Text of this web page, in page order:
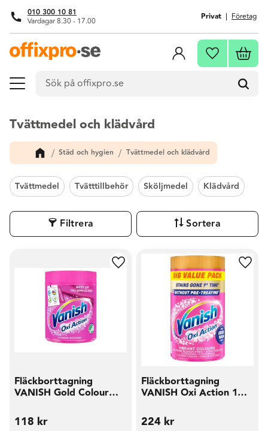
Meny
010 300 10 81
Vardagar 8.30 - 17.00 Privat Företag
Favoriter
Tvättmedel och klädvård
Städ och hygien Tvättmedel och klädvård
Tvättmedel Tvätttillbehör Sköljmedel Klädvård
Filtrera Sortera
Fläckborttagning
VANISH Gold Colour
118 kr
Lägg till i favoriter
Fläckborttagning
VANISH Oxi Action 1
224 kr